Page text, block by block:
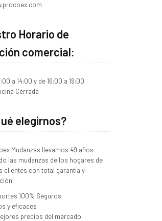
Horario de
comercial:
a 14:00 y de 16:00 a 19:00
Cerrada
elegirnos?
Mudanzas llevamos 49 años
las mudanzas de los hogares de
clientes con total garantía y
100% Seguros
y eficaces
precios del mercado